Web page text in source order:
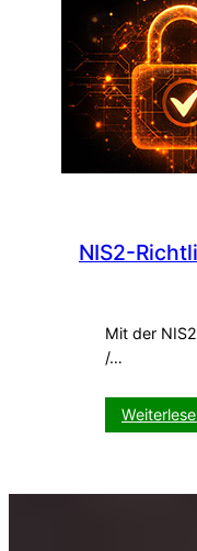
NIS2-
Mit der
/…